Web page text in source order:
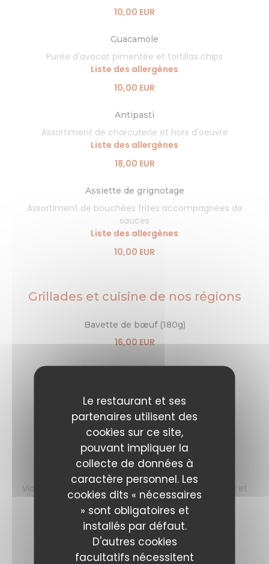
Le restaurant et ses
partenaires utilisent des
cookies sur ce site,
pouvant impliquer la
collecte de données à
caractère personnel. Les
cookies dits « nécessaires
» sont obligatoires et
installés par défaut.
D'autres cookies
facultatifs nécessitent
10,00 EUR
Guacamole
Purée d'avocat pimentée et tortillas chips
Liste des allergènes
10,00 EUR
Antipasti
Assortiment de charcuterie et hors d'oeuvre
Liste des allergènes
18,00 EUR
Assiette de grignotage
Assortiment de bouchées frites accompagnées de
sauces
Liste des allergènes
10,00 EUR
Grillades et cuisine de nos régions
Bavette de bœuf (180g)
16,00 EUR
Entrecôte VBF (300g) nature ou cajun
Andouillette "AAAAA"
Liste des allergènes
17,00 EUR
Steak tartare (180g)
Viande de bœuf crue hachée que vous préparerez et
accommoderez à votre goût
Liste des allergènes
17,00 EUR
Souris d'agneau (environ 400g)